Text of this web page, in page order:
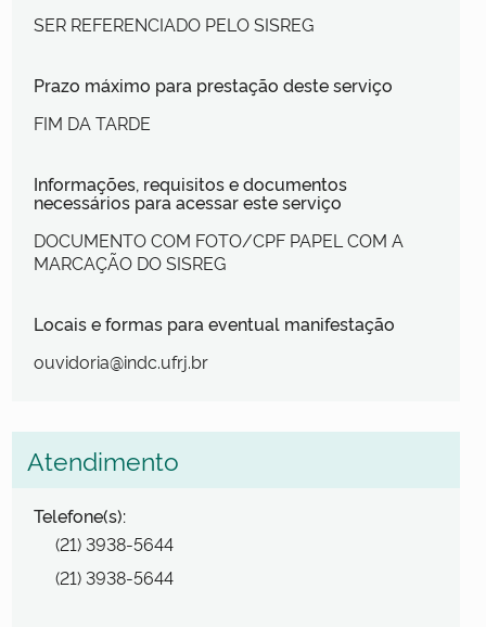
SER REFERENCIADO PELO SISREG
Prazo máximo para prestação deste serviço
FIM DA TARDE
Informações, requisitos e documentos
necessários para acessar este serviço
DOCUMENTO COM FOTO/CPF PAPEL COM A
MARCAÇÃO DO SISREG
Locais e formas para eventual manifestação
ouvidoria@indc.ufrj.br
Atendimento
Telefone(s):
(21) 3938-5644
(21) 3938-5644